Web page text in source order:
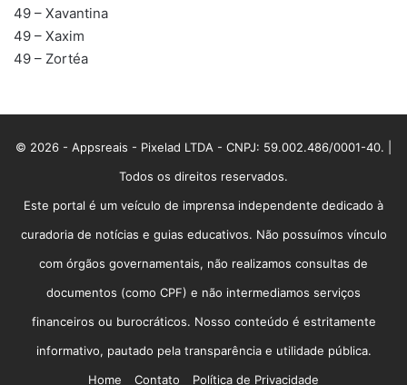
49 – Xavantina
49 – Xaxim
49 – Zortéa
© 2026 - Appsreais - Pixelad LTDA - CNPJ: 59.002.486/0001-40. |
Todos os direitos reservados.
Este portal é um veículo de imprensa independente dedicado à
curadoria de notícias e guias educativos. Não possuímos vínculo
com órgãos governamentais, não realizamos consultas de
documentos (como CPF) e não intermediamos serviços
financeiros ou burocráticos. Nosso conteúdo é estritamente
informativo, pautado pela transparência e utilidade pública.
Home
Contato Política de Privacidade